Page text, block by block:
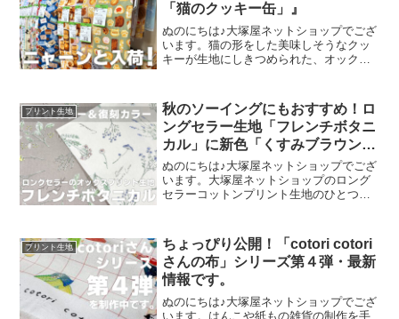
「猫のクッキー缶」』
ぬのにちは♪大塚屋ネットショップでござ
います。猫の形をした美味しそうなクッ
キーが生地にしきつめられた、オックス
した。ご予約をくださっていましたお客
様への発送が完了し、現
プリント生地
秋のソーイングにもおすすめ！ロ
ングセラー生地「フレンチボタニ
カル」に新色「くすみブラウン」
が登場！
ぬのにちは♪大塚屋ネットショップでござ
います。大塚屋ネットショップのロング
セラーコットンプリント生地のひとつ
た「ペールピンク」の再販が、この度決
定いたしました。2026
プリント生地
ちょっぴり公開！「cotori cotori
さんの布」シリーズ第４弾・最新
情報です。
ぬのにちは♪大塚屋ネットショップでござ
います。はんこや紙もの雑貨の制作を手